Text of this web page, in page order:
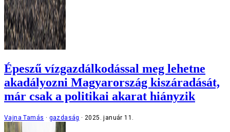
Épeszű vízgazdálkodással meg lehetne
akadályozni Magyarország kiszáradását,
már csak a politikai akarat hiányzik
Vajna Tamás gazdaság 2025. január 11.